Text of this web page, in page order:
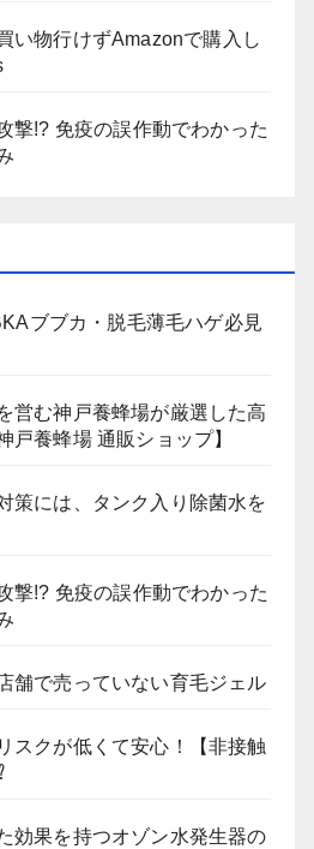
い物行けずAmazonで購入し
撃!? 免疫の誤作動でわかった
ブブカ・脱毛薄毛ハゲ必見
営む神戸養蜂場が厳選した高
戸養蜂場 通販ショップ】
策には、タンク入り除菌水を
撃!? 免疫の誤作動でわかった
舗で売っていない育毛ジェル
スクが低くて安心！【非接触
効果を持つオゾン水発生器の